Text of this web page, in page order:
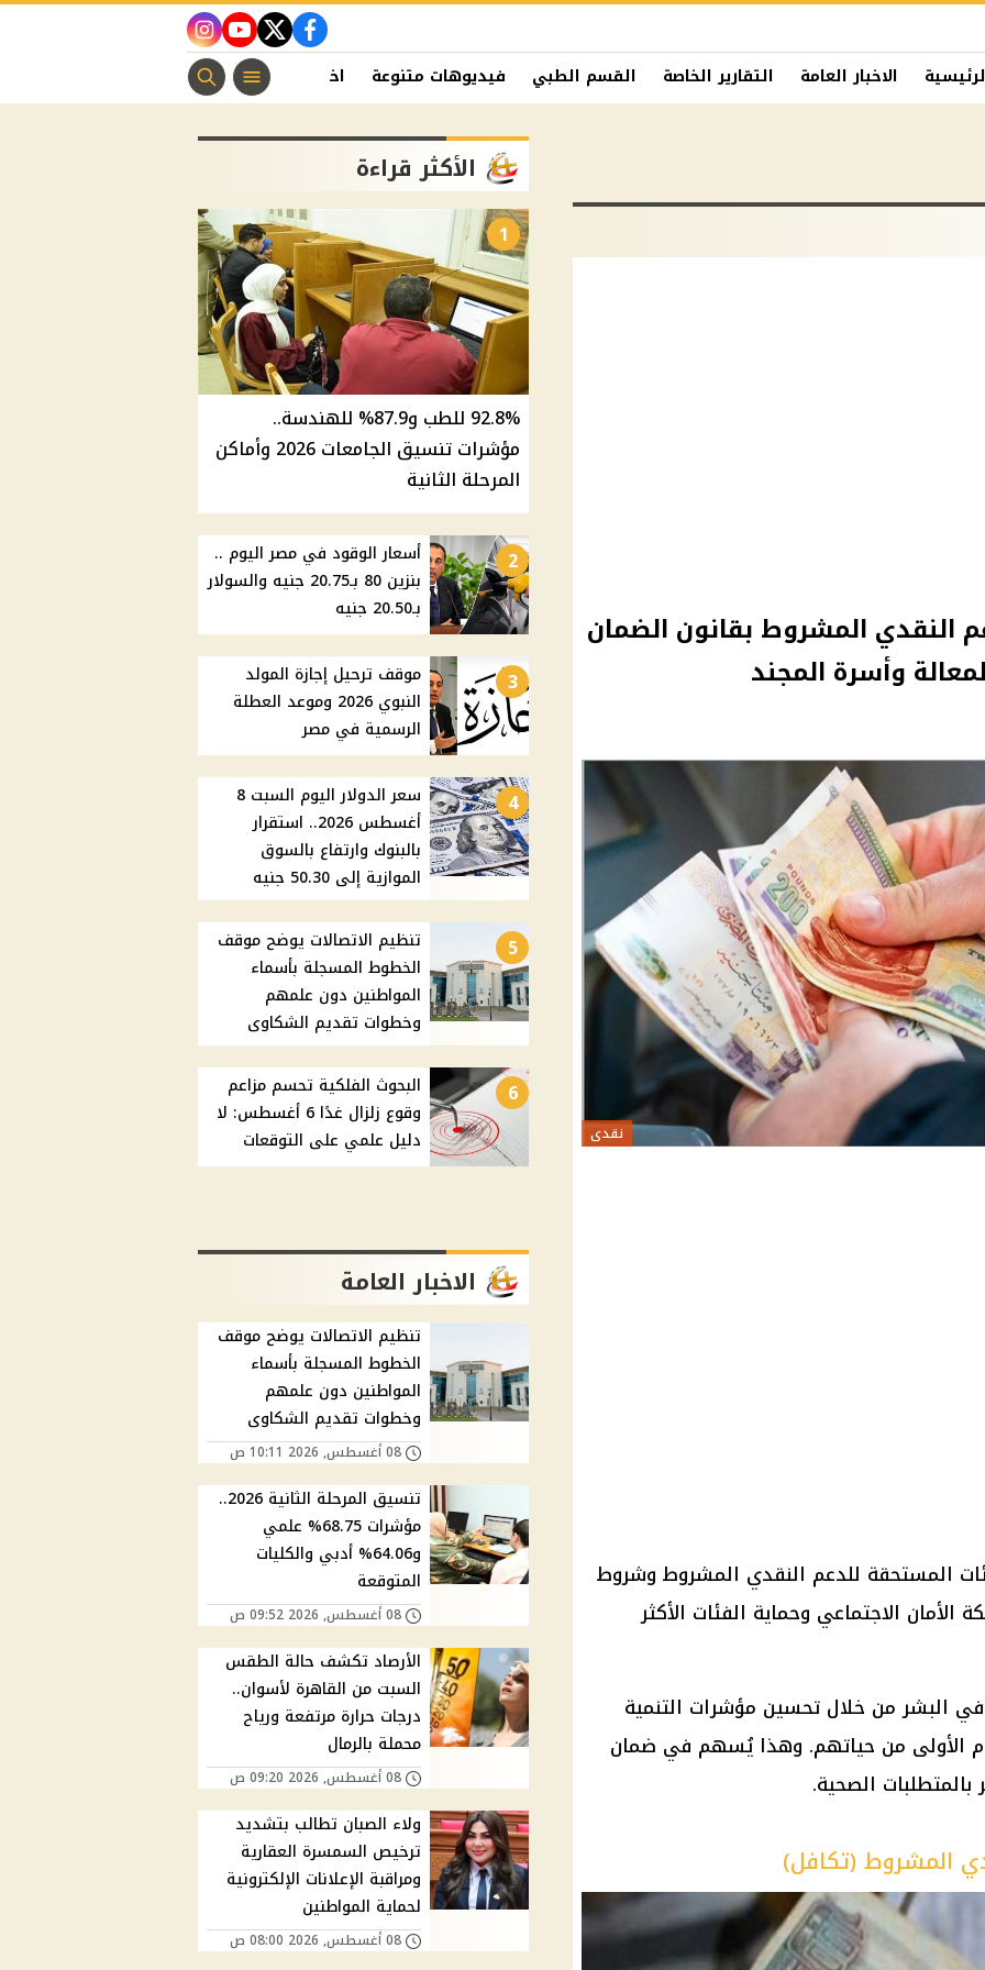
facebook
twitter
youtube
instagram
الاخبار العامة التقارير الخاصة القسم الطبي فيديوهات متنوعة اخبار الفن منوعات مسيحية
النقدي المشروط بقانون الضمان
وأسرة المجند
نقدى
المستحقة للدعم النقدي المشروط وشروط
الاجتماعي وحماية الفئات الأكثر
البشر من خلال تحسين مؤشرات التنمية
الأولى من حياتهم. وهذا يُسهم في ضمان
بالمتطلبات الصحية.
المشروط (تكافل)
الأكثر قراءة
1
92.8% للطب و87.9% للهندسة..
مؤشرات تنسيق الجامعات 2026 وأماكن
المرحلة الثانية
2
أسعار الوقود في مصر اليوم ..
بنزين 80 بـ20.75 جنيه والسولار
بـ20.50 جنيه
3
موقف ترحيل إجازة المولد
النبوي 2026 وموعد العطلة
الرسمية في مصر
4
سعر الدولار اليوم السبت 8
أغسطس 2026.. استقرار
بالبنوك وارتفاع بالسوق
الموازية إلى 50.30 جنيه
5
تنظيم الاتصالات يوضح موقف
الخطوط المسجلة بأسماء
المواطنين دون علمهم
وخطوات تقديم الشكاوى
6
البحوث الفلكية تحسم مزاعم
وقوع زلزال غدًا 6 أغسطس: لا
دليل علمي على التوقعات
الاخبار العامة
تنظيم الاتصالات يوضح موقف
الخطوط المسجلة بأسماء
المواطنين دون علمهم
وخطوات تقديم الشكاوى
08 أغسطس, 2026 10:11 ص
تنسيق المرحلة الثانية 2026..
مؤشرات 68.75% علمي
و64.06% أدبي والكليات
المتوقعة
08 أغسطس, 2026 09:52 ص
الأرصاد تكشف حالة الطقس
السبت من القاهرة لأسوان..
درجات حرارة مرتفعة ورياح
محملة بالرمال
08 أغسطس, 2026 09:20 ص
ولاء الصبان تطالب بتشديد
ترخيص السمسرة العقارية
ومراقبة الإعلانات الإلكترونية
لحماية المواطنين
08 أغسطس, 2026 08:00 ص